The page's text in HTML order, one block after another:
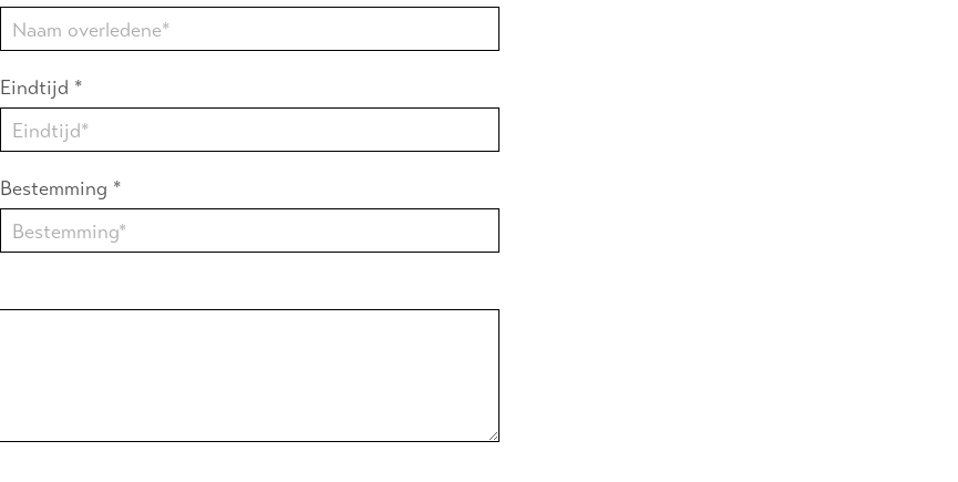
Eindtijd *
Bestemming *